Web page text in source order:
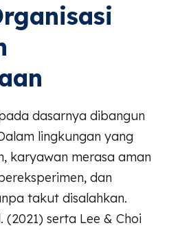
dasarnya dibangun
lingkungan yang
karyawan merasa aman
dan
takut disalahkan.
(2021) serta Lee & Choi